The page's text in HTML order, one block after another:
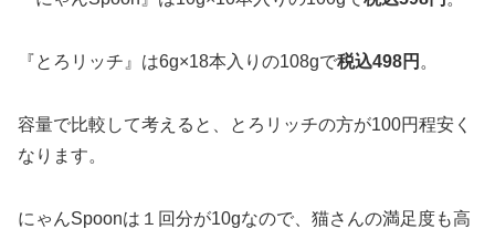
『とろリッチ』は6g×18本入りの108gで税込498円 。
容量で比較して考えると、とろリッチの方が100円程安く
なります。
にゃんSpoonは１回分が10gなので、猫さんの満足度も高